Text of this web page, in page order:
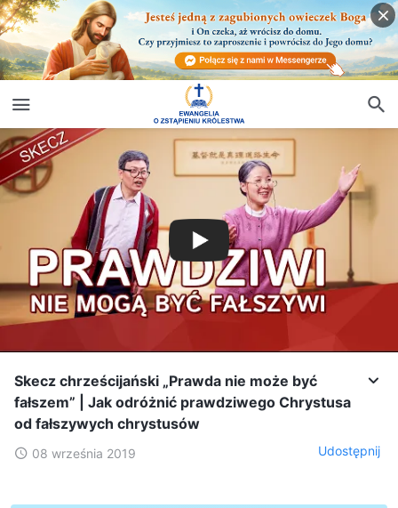
Skecz chrześcijański „Prawda nie może być
fałszem” | Jak odróżnić prawdziwego Chrystusa
od fałszywych chrystusów
08 września 2019 Udostępnij